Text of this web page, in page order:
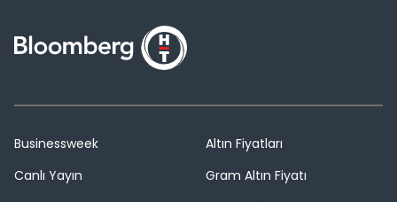
Businessweek
Canlı Yayın
Altın Fiyatları
Gram Altın Fiyatı